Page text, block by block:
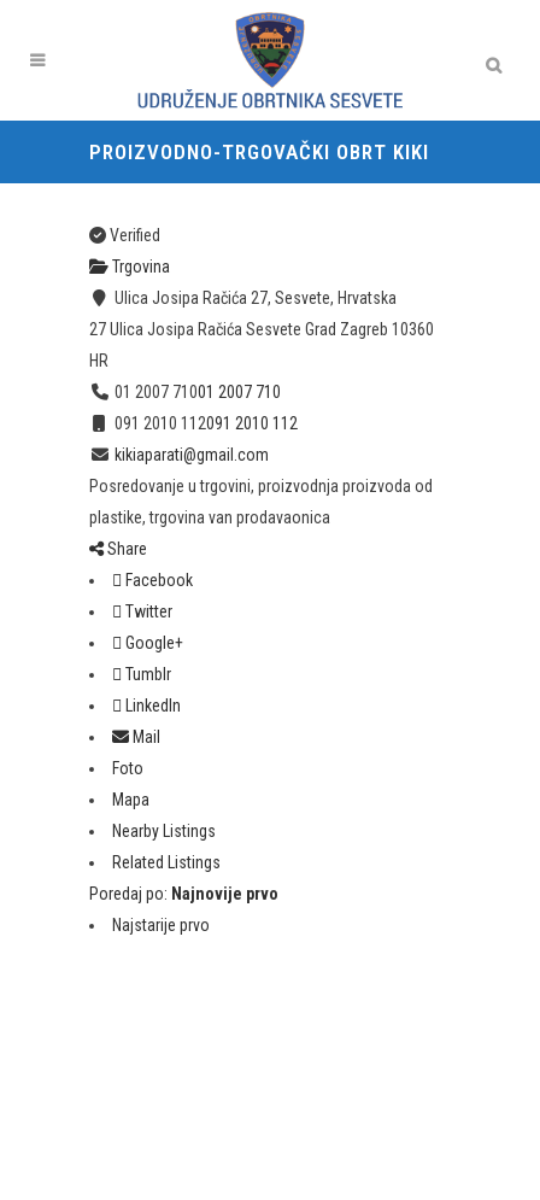
PROIZVODNO-TRGOVAČKI OBRT KIKI
Verified
Trgovina
Ulica Josipa Račića 27, Sesvete, Hrvatska
27 Ulica Josipa Račića Sesvete Grad Zagreb 10360
HR
01 2007 71001 2007 710
091 2010 112091 2010 112
kikiaparati@gmail.com
Posredovanje u trgovini, proizvodnja proizvoda od
plastike, trgovina van prodavaonica
Share
Facebook
Twitter
Google+
Tumblr
LinkedIn
Mail
Foto
Mapa
Nearby Listings
Related Listings
Poredaj po: Najnovije prvo
Najstarije prvo